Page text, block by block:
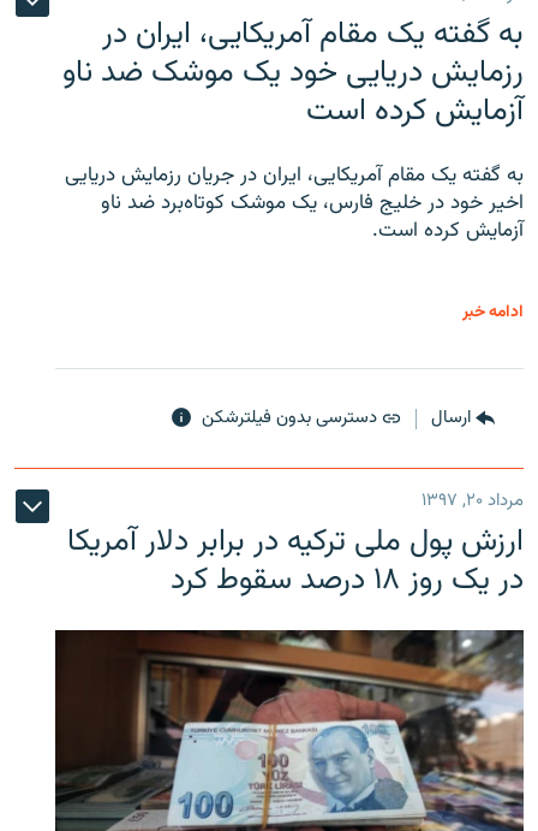
به گفته یک مقام آمریکایی، ایران در
رزمایش دریایی خود یک موشک ضد ناو
آزمایش کرده است
به گفته یک مقام آمریکایی، ایران در جریان رزمایش دریایی
اخیر خود در خلیج فارس، یک موشک کوتاه‌برد ضد ناو
آزمایش کرده است.
ادامه خبر
ارسال دسترسی بدون فیلترشکن
مرداد ۲۰, ۱۳۹۷
ارزش پول ملی ترکیه در برابر دلار آمریکا
در یک روز ۱۸ درصد سقوط کرد